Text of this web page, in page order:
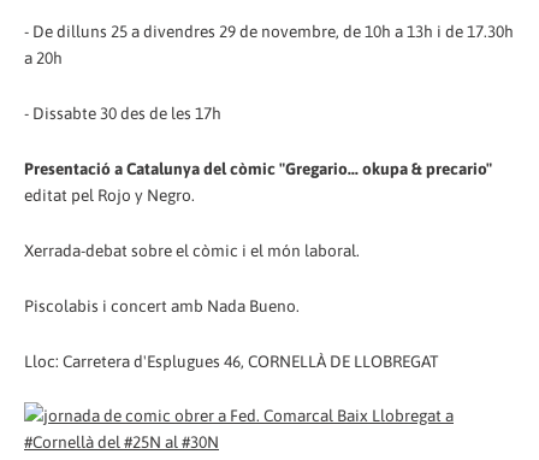
- De dilluns 25 a divendres 29 de novembre, de 10h a 13h i de 17.30h
a 20h
- Dissabte 30 des de les 17h
Presentació a Catalunya del còmic "Gregario... okupa & precario"
editat pel Rojo y Negro.
Xerrada-debat sobre el còmic i el món laboral.
Piscolabis i concert amb Nada Bueno.
Lloc: Carretera d'Esplugues 46, CORNELLÀ DE LLOBREGAT